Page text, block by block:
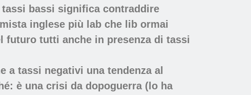
bassi significa contraddire
inglese più lab che lib ormai
futuro tutti anche in presenza di tassi
a tassi negativi una tendenza al
è una crisi da dopoguerra (lo ha